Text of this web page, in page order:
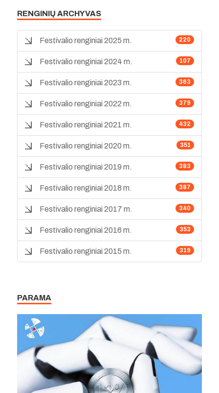
RENGINIŲ ARCHYVAS
220
Festivalio renginiai 2025 m.
107
Festivalio renginiai 2024 m.
363
Festivalio renginiai 2023 m.
379
Festivalio renginiai 2022 m.
432
Festivalio renginiai 2021 m.
351
Festivalio renginiai 2020 m.
383
Festivalio renginiai 2019 m.
387
Festivalio renginiai 2018 m.
340
Festivalio renginiai 2017 m.
353
Festivalio renginiai 2016 m.
319
Festivalio renginiai 2015 m.
PARAMA